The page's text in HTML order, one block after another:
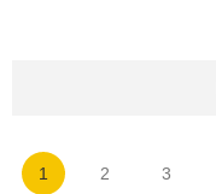
1 2 3